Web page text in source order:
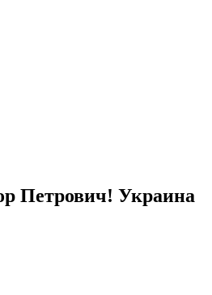
Петрович! Украина